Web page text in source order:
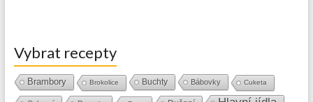
Vybrat recepty
Brambory Brokolice Buchty Bábovky Cuketa